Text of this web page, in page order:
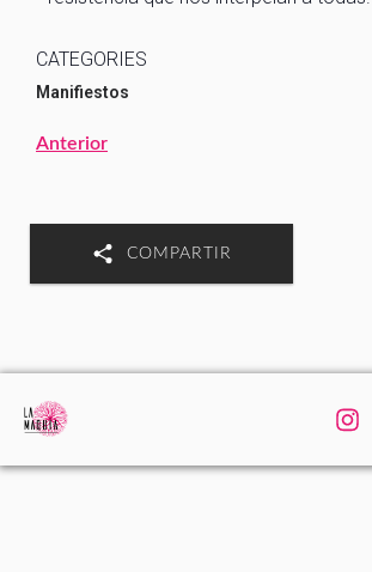
CATEGORIES
Manifiestos
Anterior
COMPARTIR